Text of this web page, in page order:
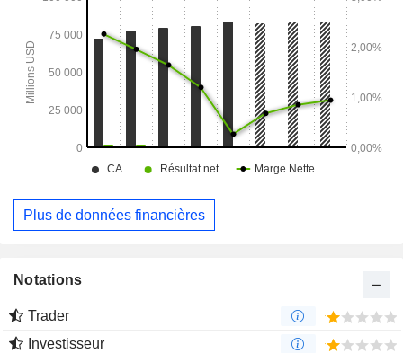
Plus de données financières
Notations
Trader
Investisseur